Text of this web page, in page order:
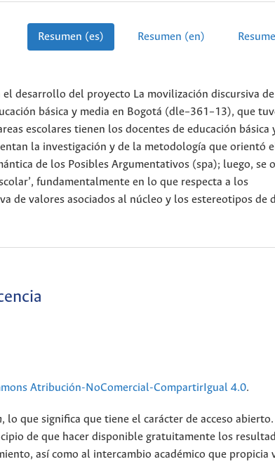
Resumen (es) Resumen (en)
desarrollo del proyecto La movilización discursiva
básica y media en Bogotá (dle–361–13), que
escolares tienen los docentes de educación básica
la investigación y de la metodología que orientó
de los Posibles Argumentativos (spa); luego, se
fundamentalmente en lo que respecta a los
de valores asociados al núcleo y los estereotipos de
Atribución-NoComercial-CompartirIgual 4.0.
, lo que significa que tiene el carácter de acceso abierto.
de que hacer disponible gratuitamente los
así como al intercambio académico que propicia